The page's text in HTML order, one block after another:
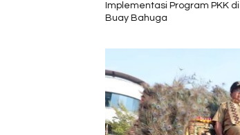
Implementasi Program PKK di
Buay Bahuga